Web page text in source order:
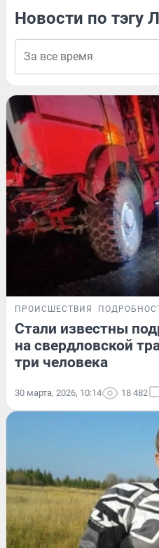
Новости по тэгу
ПРОИСШЕСТВИЯ
Стали известны
на свердловской
три человека
30 марта, 2026, 10:14 18 482